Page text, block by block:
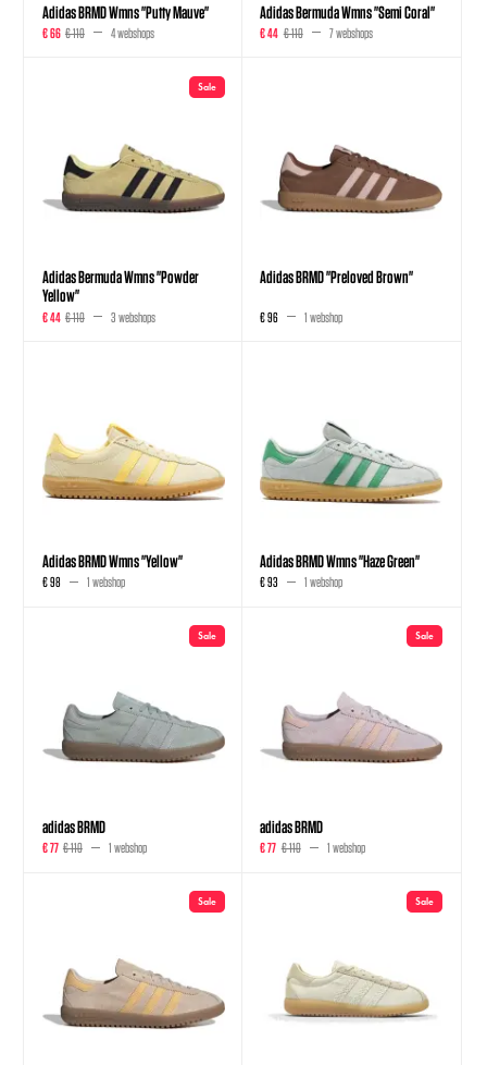
Adidas BRMD Wmns "Putty Mauve"
€ 66 € 110 4 webshops
Adidas Bermuda Wmns "Semi Coral"
€ 44 € 110 7 webshops
Sale
Adidas Bermuda Wmns "Powder
Yellow"
€ 44 € 110 3 webshops
Adidas BRMD "Preloved Brown"
€ 96 1 webshop
Adidas BRMD Wmns "Yellow"
€ 98 1 webshop
Adidas BRMD Wmns "Haze Green"
€ 93 1 webshop
Sale
adidas BRMD
€ 77 € 110 1 webshop
Sale
adidas BRMD
€ 77 € 110 1 webshop
Sale Sale